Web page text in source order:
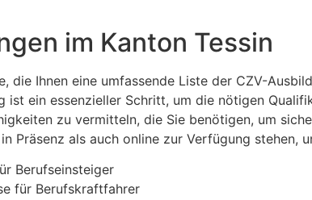
im Kanton Tessin
die Ihnen eine umfassende Liste der CZV-
ist ein essenzieller Schritt, um die nötigen
zu vermitteln, die Sie benötigen, um
Präsenz als auch online zur Verfügung
Berufseinsteiger
für Berufskraftfahrer